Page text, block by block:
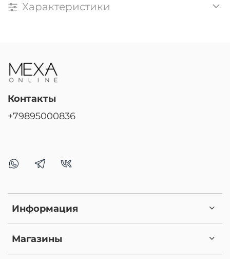
Характеристики
Информация
Магазины
Контакты
+79895000836